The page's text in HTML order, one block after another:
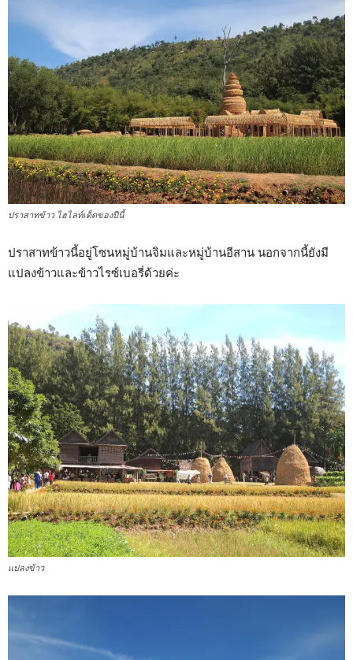
ปราสาทข้าว ไฮไลท์เด็ดของปีนี้
ปราสาทข้าวนี้อยู่โซนหมู่บ้านจิมและหมู่บ้านอีสาน นอกจากนี้ยังมี
แปลงข้าวและข้าวไรซ์เบอรี่ด้วยค่ะ
แปลงข้าว